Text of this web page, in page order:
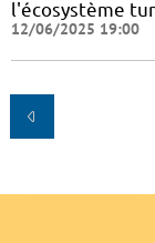
l'écosystème
12/06/2025 19:00